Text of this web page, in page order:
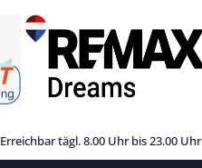
Erreichbar tägl. 8.00 Uhr bis 23.00 Uhr